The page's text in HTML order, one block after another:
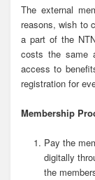
The external
reasons, wish to
a part of the
costs the same
access to
registration for
Membership
Pay the
digitally
the